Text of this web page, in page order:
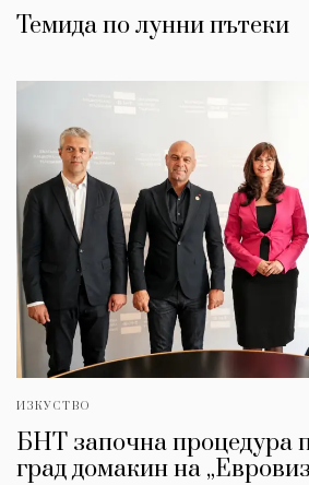
Темида по лунни пътеки
ИЗКУСТВО
БНТ започна процедура
град домакин на